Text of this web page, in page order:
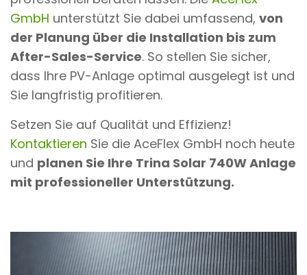
GmbH unterstützt Sie dabei umfassend, von
der Planung über die Installation bis zum
After-Sales-Service. So stellen Sie sicher,
dass Ihre PV-Anlage optimal ausgelegt ist und
Sie langfristig profitieren.
Setzen Sie auf Qualität und Effizienz!
Kontaktieren Sie die AceFlex GmbH noch heute
und planen Sie Ihre Trina Solar 740W Anlage
mit professioneller Unterstützung.